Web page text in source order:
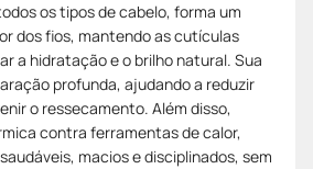
os tipos de cabelo, forma um
dos fios, mantendo as cutículas
a hidratação e o brilho natural. Sua
profunda, ajudando a reduzir
o ressecamento. Além disso,
contra ferramentas de calor,
macios e disciplinados, sem